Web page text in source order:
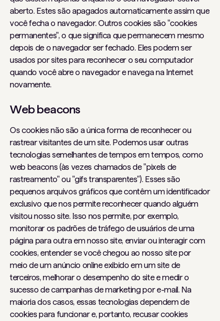
aberto. Estes são apagados automaticamente assim que
você fecha o navegador. Outros cookies são "cookies
permanentes", o que significa que permanecem mesmo
depois de o navegador ser fechado. Eles podem ser
usados ​​por sites para reconhecer o seu computador
quando você abre o navegador e navega na Internet
novamente.
Web beacons
Os cookies não são a única forma de reconhecer ou
rastrear visitantes de um site. Podemos usar outras
tecnologias semelhantes de tempos em tempos, como
web beacons (às vezes chamados de "pixels de
rastreamento" ou "gifs transparentes"). Esses são
pequenos arquivos gráficos que contêm um identificador
exclusivo que nos permite reconhecer quando alguém
visitou nosso site. Isso nos permite, por exemplo,
monitorar os padrões de tráfego de usuários de uma
página para outra em nosso site, enviar ou interagir com
cookies, entender se você chegou ao nosso site por
meio de um anúncio online exibido em um site de
terceiros, melhorar o desempenho do site e medir o
sucesso de campanhas de marketing por e-mail. Na
maioria dos casos, essas tecnologias dependem de
cookies para funcionar e, portanto, recusar cookies